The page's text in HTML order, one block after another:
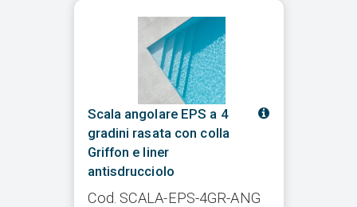
Scala angolare EPS a 4
gradini rasata con colla
Griffon e liner
antisdrucciolo
Cod. SCALA-EPS-4GR-ANG